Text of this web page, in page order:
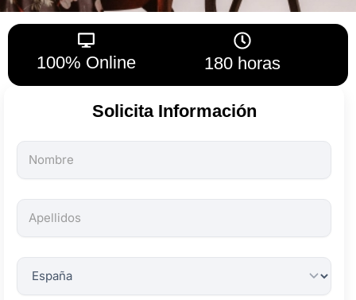
100% Online 180 horas
Solicita Información
Todos
los
son
obligatorios.